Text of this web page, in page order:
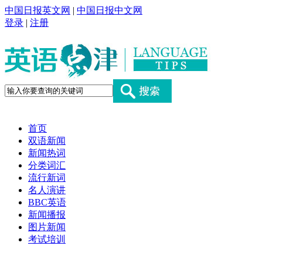
中国日报英文网 | 中国日报中文网
登录 | 注册
首页
双语新闻
新闻热词
分类词汇
流行新词
名人演讲
BBC英语
新闻播报
图片新闻
考试培训